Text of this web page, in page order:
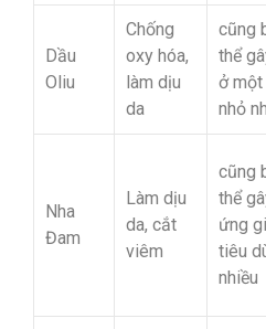
Dầu
Oliu
Chống
oxy hóa,
làm dịu
da
cũng
thể
ở
nhỏ
Nha
Đam
Làm dịu
da, cắt
viêm
cũng
thể
ứng
tiêu
nhiều